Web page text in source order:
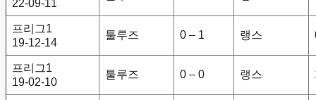
22-09-11
프리그1
19-12-14
툴루즈 0 – 1 랭스
프리그1
19-02-10
툴루즈 0 – 0 랭스